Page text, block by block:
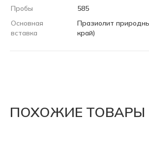
Пробы
585
Основная
вставка
Празиолит
край)
ПОХОЖИЕ ТОВАРЫ